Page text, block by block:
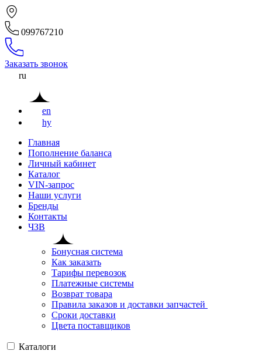
099767210
Заказать звонок
ru
en
hy
Главная
Пополнение баланса
Личный кабинет
Каталог
VIN-запрос
Наши услуги
Бренды
Контакты
ЧЗВ
Бонусная система
Как заказать
Тарифы перевозок
Платежные системы
Возврат товара
Правила заказов и доставки запчастей
Сроки доставки
Цвета поставщиков
Каталоги